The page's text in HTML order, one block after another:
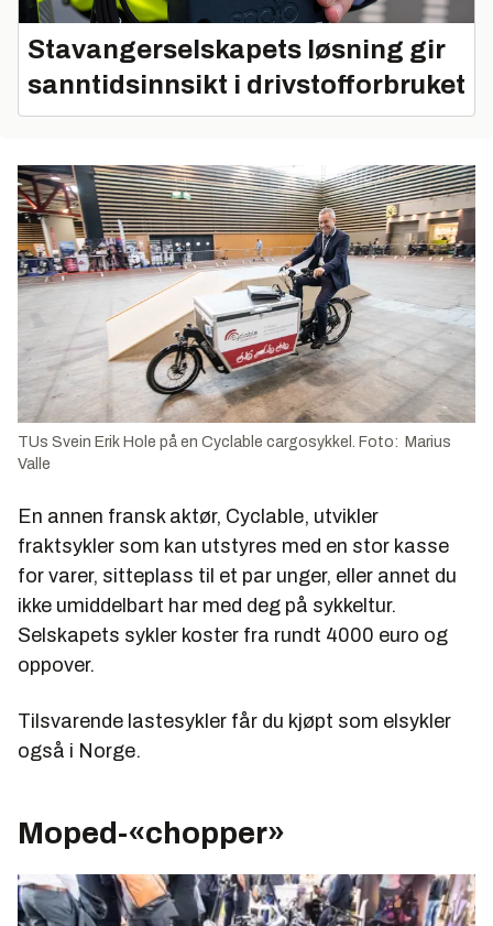
Stavangerselskapets løsning gir
sanntidsinnsikt i drivstofforbruket
TUs Svein Erik Hole på en Cyclable cargosykkel. Foto: Marius
Valle
En annen fransk aktør, Cyclable, utvikler
fraktsykler som kan utstyres med en stor kasse
for varer, sitteplass til et par unger, eller annet du
ikke umiddelbart har med deg på sykkeltur.
Selskapets sykler koster fra rundt 4000 euro og
oppover.
Tilsvarende lastesykler får du kjøpt som elsykler
også i Norge.
Moped-«chopper»